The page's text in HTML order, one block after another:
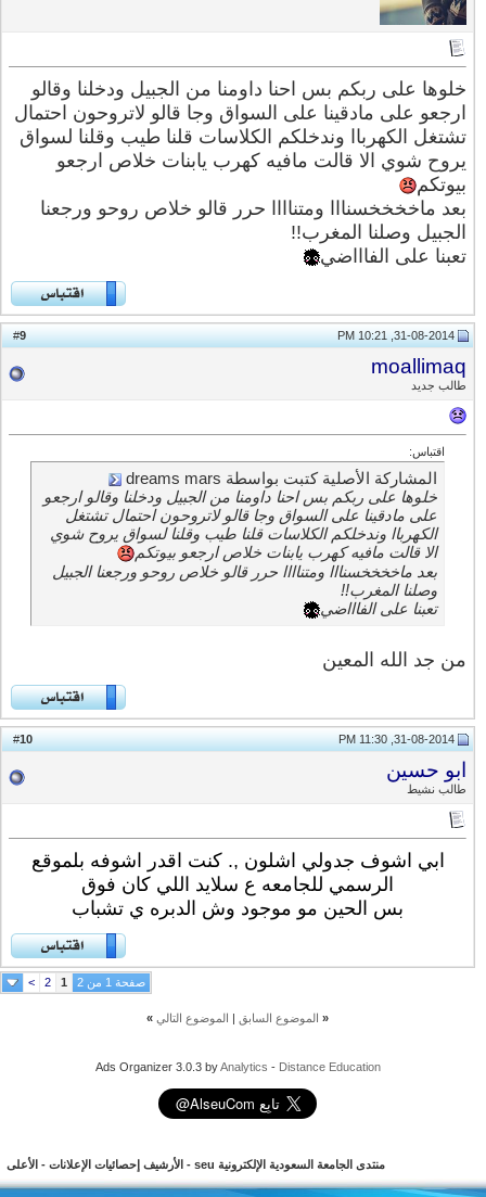
خلوها على ربكم بس احنا داومنا من الجبيل ودخلنا وقالو
ارجعو على مادقينا على السواق وجا قالو لاتروحون احتمال
تشتغل الكهرباا وندخلكم الكلاسات قلنا طيب وقلنا لسواق
يروح شوي الا قالت مافيه كهرب يابنات خلاص ارجعو
بيوتكم
بعد ماخخخخسنااا ومتناااا حرر قالو خلاص روحو ورجعنا
الجبيل وصلنا المغرب!!
تعبنا على الفاااضي
31-08-2014, 10:21 PM
moallimaq
طالب جديد
اقتباس:
المشاركة الأصلية كتبت بواسطة dreams mars
خلوها على ربكم بس احنا داومنا من الجبيل ودخلنا وقالو ارجعو
على مادقينا على السواق وجا قالو لاتروحون احتمال تشتغل
الكهرباا وندخلكم الكلاسات قلنا طيب وقلنا لسواق يروح شوي
الا قالت مافيه كهرب يابنات خلاص ارجعو بيوتكم
بعد ماخخخخسنااا ومتناااا حرر قالو خلاص روحو ورجعنا الجبيل
وصلنا المغرب!!
تعبنا على الفاااضي
من جد الله المعين
10 31-08-2014, 11:30 PM
ابو حسين
طالب نشيط
ابي اشوف جدولي اشلون ,. كنت اقدر اشوفه بلموقع
الرسمي للجامعه ع سلايد اللي كان فوق
بس الحين مو موجود وش الدبره ي تشباب
صفحة 1 من 2 1
2
>
الموضوع السابق| الموضوع التالي »
Ads Organizer 3.0.3 byAnalytics -Distance Education
منتدى الجامعة السعودية الإلكترونية seu - الأرشيف إحصائيات الإعلانات- الأعلى